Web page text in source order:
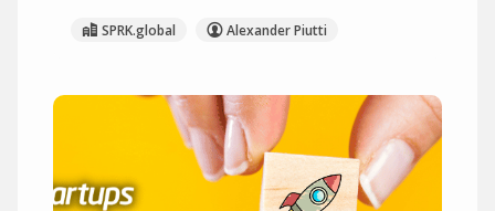
SPRK.global Alexander Piutti